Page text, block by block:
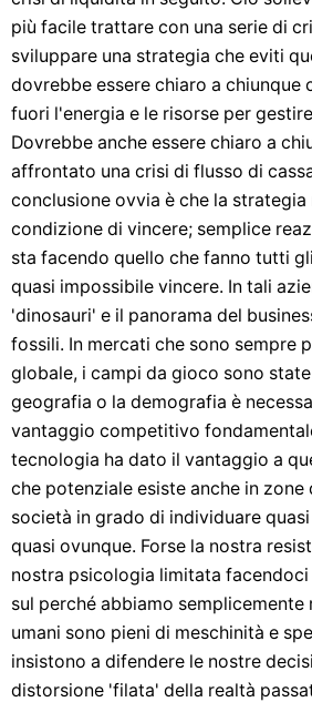
più facile trattare con una serie di
sviluppare una strategia che eviti
dovrebbe essere chiaro a chiunque
fuori l'energia e le risorse per
Dovrebbe anche essere chiaro a
affrontato una crisi di flusso di
conclusione ovvia è che la
condizione di vincere; semplice
sta facendo quello che fanno tutti
quasi impossibile vincere. In tali
'dinosauri' e il panorama del
fossili. In mercati che sono sempre
globale, i campi da gioco sono
geografia o la demografia è
vantaggio competitivo
tecnologia ha dato il vantaggio a
che potenziale esiste anche in zone
società in grado di individuare
quasi ovunque. Forse la nostra
nostra psicologia limitata
sul perché abbiamo semplicemente
umani sono pieni di meschinità e
insistono a difendere le nostre
distorsione 'filata' della realtà